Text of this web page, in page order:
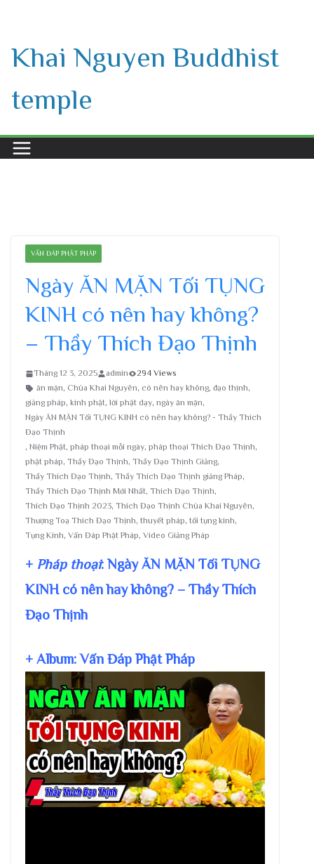
content
Khai Nguyen Buddhist
temple
VẤN ĐÁP PHẬT PHÁP
Ngày ĂN MẶN Tối TỤNG
KINH có nên hay không?
– Thầy Thích Đạo Thịnh
Tháng 12 3, 2025 admin
294 Views
ăn mặn, Chùa Khai Nguyên, có nên hay không, đạo thịnh,
giảng pháp, kinh phật, lời phật dạy, ngày ăn mặn,
Ngày ĂN MẶN Tối TỤNG KINH có nên hay không? - Thầy Thích
Đạo Thịnh
, Niệm Phật, pháp thoại mỗi ngày, pháp thoại Thích Đạo Thịnh,
phật pháp, Thầy Đạo Thịnh, Thầy Đạo Thịnh Giảng,
Thầy Thích Đạo Thịnh, Thầy Thích Đạo Thịnh giảng Pháp,
Thầy Thích Đạo Thịnh Mới Nhất, Thích Đạo Thịnh,
Thích Đạo Thịnh 2023, Thích Đạo Thịnh Chùa Khai Nguyên,
Thượng Toạ Thích Đạo Thịnh, thuyết pháp, tối tụng kinh,
Tụng Kinh, Vấn Đáp Phật Pháp, Video Giảng Pháp
+ Pháp thoại: Ngày ĂN MẶN Tối TỤNG
KINH có nên hay không? – Thầy Thích
Đạo Thịnh
+ Album: Vấn Đáp Phật Pháp